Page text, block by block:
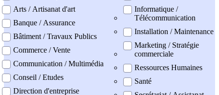
Arts / Artisanat d'art
Banque / Assurance
Bâtiment / Travaux Publics
Commerce / Vente
Communication / Multimédia
Conseil / Etudes
Direction d'entreprise
Informatique /
Télécommunication
Installation / Maintenance
Marketing / Stratégie
commerciale
Ressources Humaines
Santé